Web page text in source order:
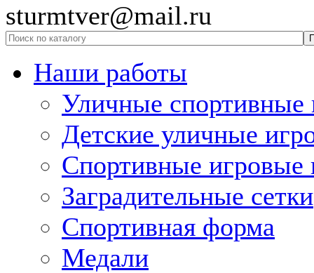
sturmtver@mail.ru
Наши работы
Уличные
Детские уличные
Спортивные игровые
Заградительные сетки
Спортивная форма
Медали